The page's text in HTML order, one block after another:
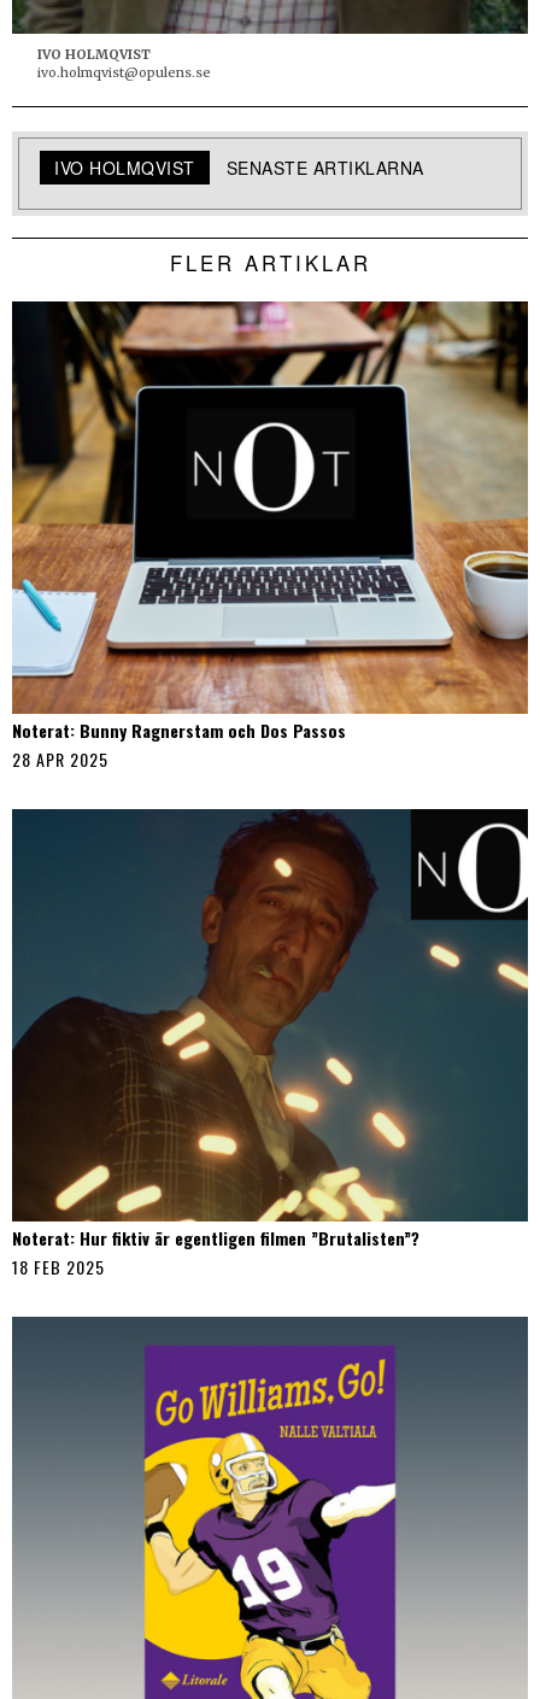
IVO HOLMQVIST
ivo.holmqvist@opulens.se
IVO HOLMQVIST SENASTE ARTIKLARNA
FLER ARTIKLAR
Noterat: Bunny Ragnerstam och Dos Passos
28 APR 2025
Noterat: Hur fiktiv är egentligen filmen ”Brutalisten”?
18 FEB 2025